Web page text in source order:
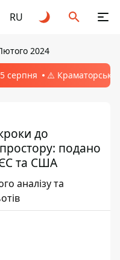
RU
2024
серпня ⚠️ Краматорськ,
до
подано
ЄС та США
аналізу та